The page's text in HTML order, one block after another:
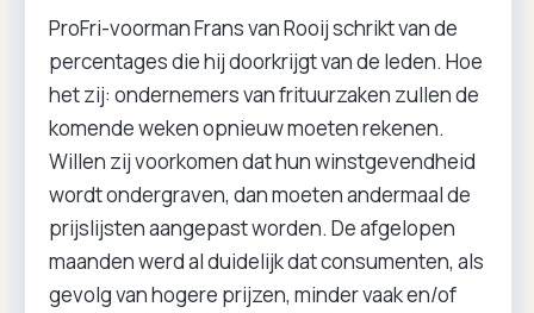
ProFri-voorman Frans van Rooij schrikt van de
percentages die hij doorkrijgt van de leden. Hoe
het zij: ondernemers van frituurzaken zullen de
komende weken opnieuw moeten rekenen.
Willen zij voorkomen dat hun winstgevendheid
wordt ondergraven, dan moeten andermaal de
prijslijsten aangepast worden. De afgelopen
maanden werd al duidelijk dat consumenten, als
gevolg van hogere prijzen, minder vaak en/of